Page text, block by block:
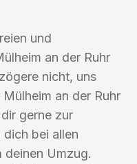
und
an der Ruhr
nicht, uns
an der Ruhr
gerne zur
bei allen
deinen Umzug.